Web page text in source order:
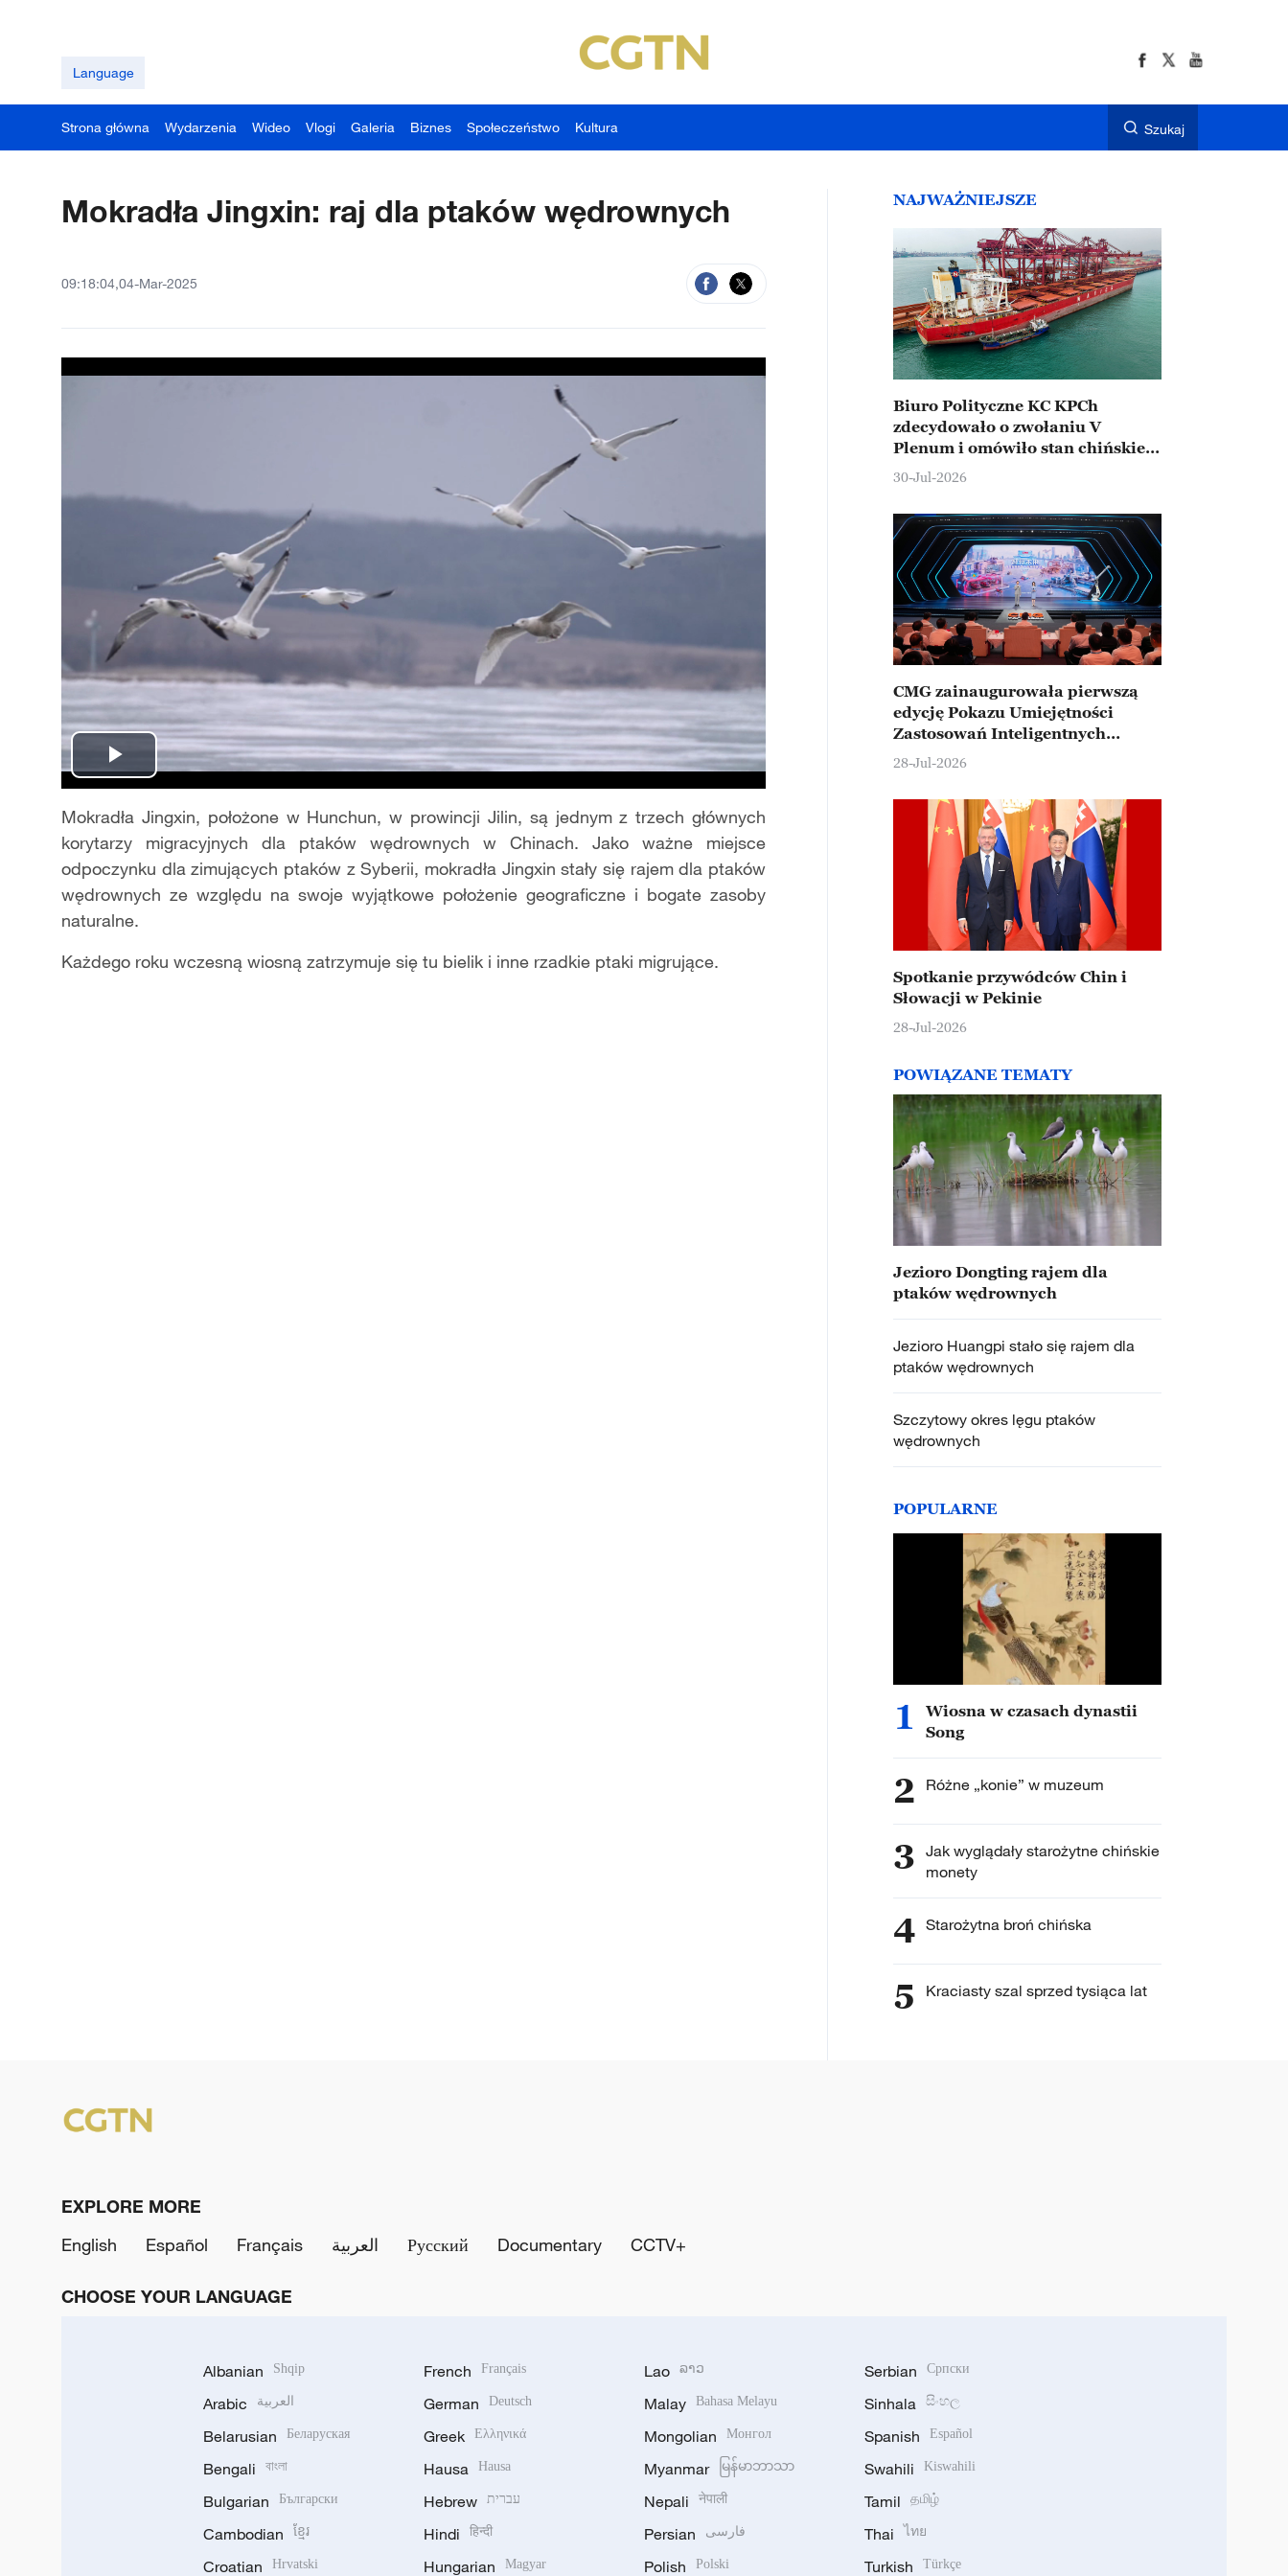
Language
Strona główna Wydarzenia Wideo Vlogi Galeria Biznes Społeczeństwo Kultura Szukaj
Mokradła Jingxin: raj dla ptaków wędrownych
09:18:04,04-Mar-2025
Play
Video
Mokradła Jingxin, położone w Hunchun, w prowincji Jilin, sąjednym z trzech głównych
korytarzy migracyjnych dla ptaków wędrownych w Chinach. Jako ważne miejsce
odpoczynku dla zimujących ptaków z Syberii, mokradła Jingxin stały się rajem dla ptaków
wędrownych ze względu na swoje wyjątkowe położenie geograficzne i bogate zasoby
naturalne.
Każdego roku wczesną wiosną zatrzymuje się tu bielik i inne rzadkie ptaki migrujące.
NAJWAŻNIEJSZE
Biuro Polityczne KC KPCh
zdecydowało o zwołaniu V
Plenum i omówiło stan chińskiej
gospodarki
30-Jul-2026
CMG zainaugurowała pierwszą
edycję Pokazu Umiejętności
Zastosowań Inteligentnych
Robotów
28-Jul-2026
Spotkanie przywódców Chin i
Słowacji w Pekinie
28-Jul-2026
POWIĄZANE TEMATY
Jezioro Dongting rajem dla
ptaków wędrownych
Jezioro Huangpi stało się rajem dla
ptaków wędrownych
Szczytowy okres lęgu ptaków
wędrownych
POPULARNE
1
Wiosna w czasach dynastii
Song
2 Różne „konie” w muzeum
3 Jak wyglądały starożytne chińskie
monety
4 Starożytna broń chińska
5 Kraciasty szal sprzed tysiąca lat
EXPLORE MORE
English
Español Français العربية Русский Documentary CCTV+
CHOOSE YOUR LANGUAGE
Albanian Shqip
Arabic العربية
Belarusian Беларуская
Bengali বাংলা
Bulgarian Български
Cambodian ខ្មែរ
Croatian Hrvatski
French Français
German Deutsch
Greek Ελληνικά
Hausa Hausa
Hebrew עברית
Hindi हिन्दी
Hungarian Magyar
Lao ລາວ
Malay Bahasa Melayu
Mongolian Монгол
Myanmar မြန်မာဘာသာ
Nepali नेपाली
Persian فارسی
Polish Polski
Serbian Српски
Sinhala සිංහල
Spanish Español
Swahili Kiswahili
Tamil தமிழ்
Thai ไทย
Turkish Türkçe